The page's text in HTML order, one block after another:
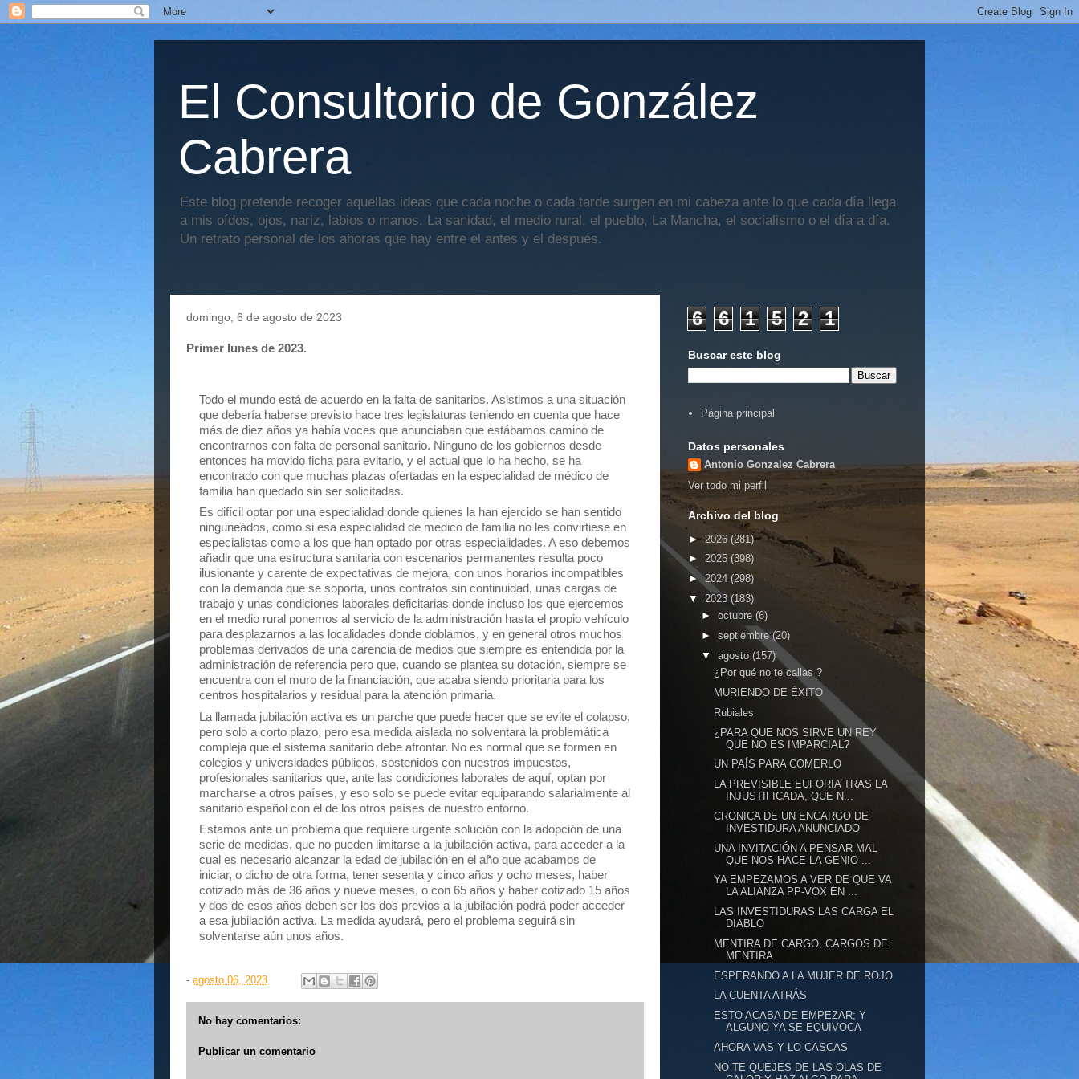
El Consultorio de González
Cabrera
Este blog pretende recoger aquellas ideas que cada noche o cada tarde surgen en mi cabeza ante lo que cada día llega
a mis oídos, ojos, nariz, labios o manos. La sanidad, el medio rural, el pueblo, La Mancha, el socialismo o el día a día.
Un retrato personal de los ahoras que hay entre el antes y el después.
domingo, 6 de agosto de 2023
Primer lunes de 2023.
Todo el mundo está de acuerdo en la falta de sanitarios. Asistimos a una situación
que debería haberse previsto hace tres legislaturas teniendo en cuenta que hace
más de diez años ya había voces que anunciaban que estábamos camino de
encontrarnos con falta de personal sanitario. Ninguno de los gobiernos desde
entonces ha movido ficha para evitarlo, y el actual que lo ha hecho, se ha
encontrado con que muchas plazas ofertadas en la especialidad de médico de
familia han quedado sin ser solicitadas.
Es difícil optar por una especialidad donde quienes la han ejercido se han sentido
ninguneádos, como si esa especialidad de medico de familia no les convirtiese en
especialistas como a los que han optado por otras especialidades. A eso debemos
añadir que una estructura sanitaria con escenarios permanentes resulta poco
ilusionante y carente de expectativas de mejora, con unos horarios incompatibles
con la demanda que se soporta, unos contratos sin continuidad, unas cargas de
trabajo y unas condiciones laborales deficitarias donde incluso los que ejercemos
en el medio rural ponemos al servicio de la administración hasta el propio vehículo
para desplazarnos a las localidades donde doblamos, y en general otros muchos
problemas derivados de una carencia de medios que siempre es entendida por la
administración de referencia pero que, cuando se plantea su dotación, siempre se
encuentra con el muro de la financiación, que acaba siendo prioritaria para los
centros hospitalarios y residual para la atención primaria.
La llamada jubilación activa es un parche que puede hacer que se evite el colapso,
pero solo a corto plazo, pero esa medida aislada no solventara la problemática
compleja que el sistema sanitario debe afrontar. No es normal que se formen en
colegios y universidades públicos, sostenidos con nuestros impuestos,
profesionales sanitarios que, ante las condiciones laborales de aquí, optan por
marcharse a otros países, y eso solo se puede evitar equiparando salarialmente al
sanitario español con el de los otros países de nuestro entorno.
Estamos ante un problema que requiere urgente solución con la adopción de una
serie de medidas, que no pueden limitarse a la jubilación activa, para acceder a la
cual es necesario alcanzar la edad de jubilación en el año que acabamos de
iniciar, o dicho de otra forma, tener sesenta y cinco años y ocho meses, haber
cotizado más de 36 años y nueve meses, o con 65 años y haber cotizado 15 años
y dos de esos años deben ser los dos previos a la jubilación podrá poder acceder
a esa jubilación activa. La medida ayudará, pero el problema seguirá sin
solventarse aún unos años.
- agosto 06, 2023
No hay comentarios:
Publicar un comentario
6 6 1 5 2 1
Buscar este blog
Página principal
Datos personales
Antonio Gonzalez Cabrera
Ver todo mi perfil
Archivo del blog
► 2026 (281)
► 2025 (398)
►2024 (298)
▼ 2023 (183)
► octubre (6)
► septiembre(20)
▼ agosto (157)
¿Por qué no te callas ?
MURIENDO DE ÉXITO
Rubiales
¿PARA QUE NOS SIRVE UN REY
QUE NO ES IMPARCIAL?
UN PAÍS PARA COMERLO
LA PREVISIBLE EUFORIA TRAS LA
INJUSTIFICADA, QUE N...
CRONICA DE UN ENCARGO DE
INVESTIDURA ANUNCIADO
UNA INVITACIÓN A PENSAR MAL
QUE NOS HACE LA GENIO ...
YA EMPEZAMOS A VER DE QUE VA
LA ALIANZA PP-VOX EN ...
LAS INVESTIDURAS LAS CARGA EL
DIABLO
MENTIRA DE CARGO, CARGOS DE
MENTIRA
ESPERANDO A LA MUJER DE ROJO
LA CUENTA ATRÁS
ESTO ACABA DE EMPEZAR; Y
ALGUNO YA SE EQUIVOCA
AHORA VAS Y LO CASCAS
NO TE QUEJES DE LAS OLAS DE